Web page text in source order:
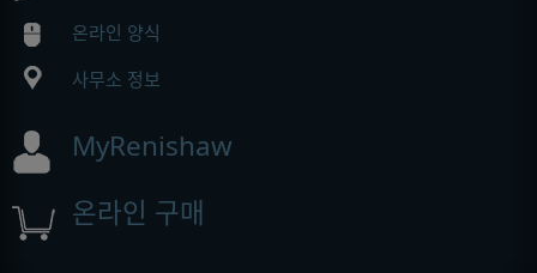
온라인 양식
사무소 정보
MyRenishaw
온라인 구매